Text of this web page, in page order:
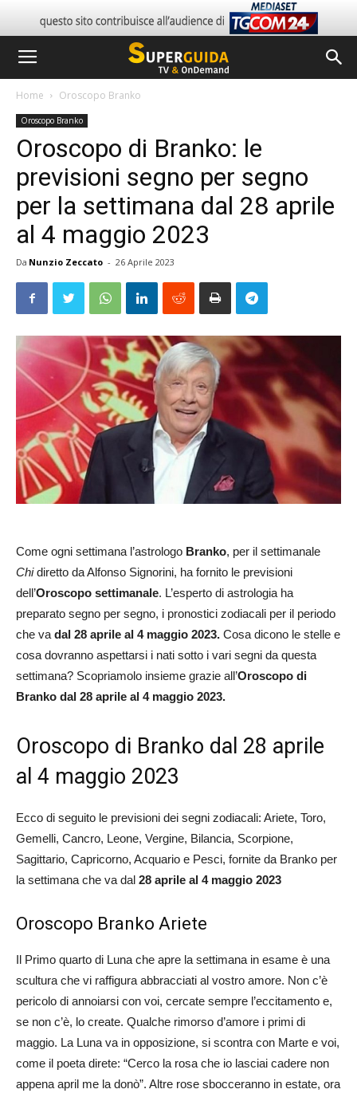
Home Oroscopo Branko
Oroscopo Branko
Oroscopo di Branko: le
previsioni segno per segno
per la settimana dal 28 aprile
al 4 maggio 2023
Da Nunzio Zeccato - 26 Aprile 2023
Come ogni settimana l’astrologo Branko, per il settimanale
Chidiretto da Alfonso Signorini, ha fornito le previsioni
dell’Oroscopo settimanale. L’esperto di astrologia ha
preparato segno per segno, i pronostici zodiacali per il periodo
che va dal 28 aprile al 4 maggio 2023. Cosa dicono le stelle e
cosa dovranno aspettarsi i nati sotto i vari segni da questa
settimana? Scopriamolo insieme grazie all’Oroscopo di
Branko dal 28 aprile al 4 maggio 2023.
Oroscopo di Branko dal 28 aprile
al 4 maggio 2023
Ecco di seguito le previsioni dei segni zodiacali: Ariete, Toro,
Gemelli, Cancro, Leone, Vergine, Bilancia, Scorpione,
Sagittario, Capricorno, Acquario e Pesci, fornite da Branko per
la settimana che va dal 28 aprile al 4 maggio 2023
Oroscopo Branko Ariete
Il Primo quarto di Luna che apre la settimana in esame è una
scultura che vi raffigura abbracciati al vostro amore. Non c’è
pericolo di annoiarsi con voi, cercate sempre l’eccitamento e,
se non c’è, lo create. Qualche rimorso d’amore i primi di
maggio. La Luna va in opposizione, si scontra con Marte e voi,
come il poeta direte: “Cerco la rosa che io lasciai cadere non
appena april me la donò”. Altre rose sbocceranno in estate, ora